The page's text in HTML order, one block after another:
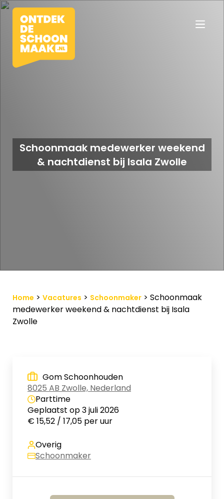
Schoonmaak medewerker weekend
& nachtdienst bij Isala Zwolle
Home > Vacatures > Schoonmaker > Schoonmaak
medewerker weekend & nachtdienst bij Isala
Zwolle
Gom Schoonhouden
8025 AB Zwolle, Nederland
Parttime
Geplaatst op 3 juli 2026
€ 15,52 / 17,05 per uur
Overig
Schoonmaker
Beroepen
Werkomgevingen
Mijn profiel
Bewaarde vacatures